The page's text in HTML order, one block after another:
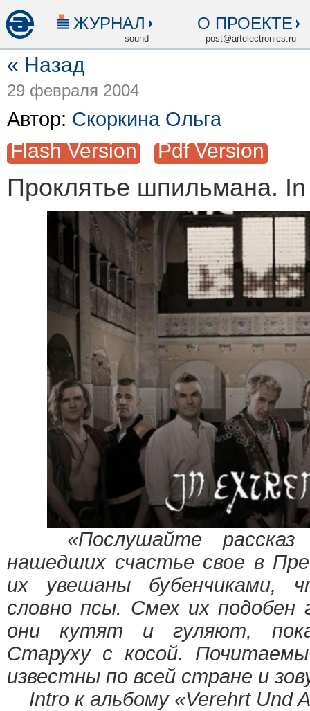
ЖУРНАЛ
sound
О ПРОЕКТЕ
post@artelectronics.ru
« Назад
29 февраля 2004
Автор: Скоркина Ольга
Flash Version Pdf Version
Проклятье шпильмана.
«Послушайте рассказ
нашедших счастье свое в
их увешаны бубенчиками,
словно псы. Смех их подобен
они кутят и гуляют,
Старуху с косой.
известны по всей стране и
Intro к альбому «Verehrt Und